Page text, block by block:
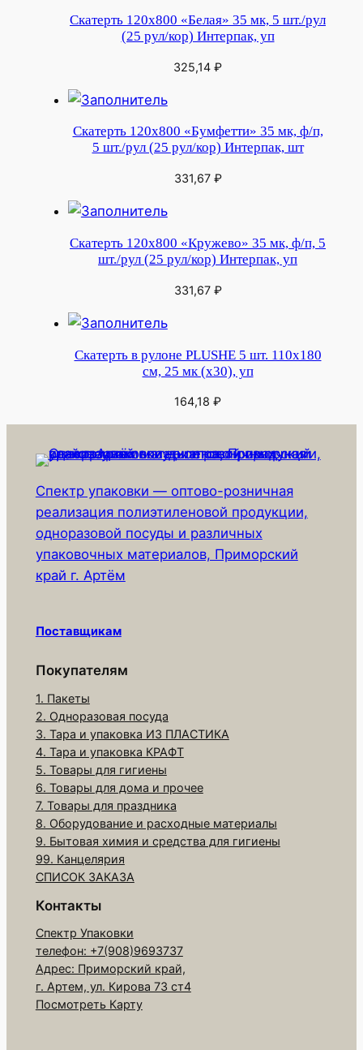
Скатерть 120х800 «Белая» 35 мк, 5 шт./рул
(25 рул/кор) Интерпак, уп
325,14 ₽
Скатерть 120х800 «Бумфетти» 35 мк, ф/п,
5 шт./рул (25 рул/кор) Интерпак, шт
331,67 ₽
Скатерть 120х800 «Кружево» 35 мк, ф/п, 5
шт./рул (25 рул/кор) Интерпак, уп
331,67 ₽
Скатерть в рулоне PLUSHE 5 шт. 110х180
см, 25 мк (х30), уп
164,18 ₽
Спектр упаковки — оптово-розничная
реализация полиэтиленовой продукции,
одноразовой посуды и различных
упаковочных материалов, Приморский
край г. Артём
Поставщикам
Покупателям
1. Пакеты
2. Одноразовая посуда
3. Тара и упаковка ИЗ ПЛАСТИКА
4. Тара и упаковка КРАФТ
5. Товары для гигиены
6. Товары для дома и прочее
7. Товары для праздника
8. Оборудование и расходные материалы
9. Бытовая химия и средства для гигиены
99. Канцелярия
СПИСОК ЗАКАЗА
Контакты
Спектр Упаковки
телефон: +7(908)9693737
Адрес: Приморский край,
г. Артем, ул. Кирова 73 ст4
Посмотреть Карту